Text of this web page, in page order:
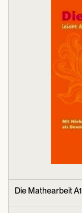
Die Mathearbeit A1